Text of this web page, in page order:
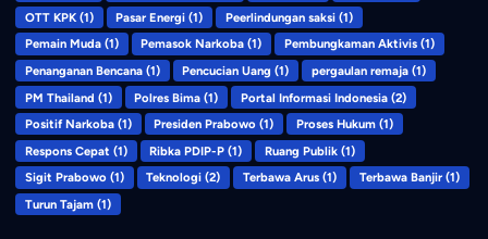
OTT KPK(1) Pasar Energi (1) Peerlindungan saksi (1)
Pemain Muda(1) Pemasok Narkoba (1) Pembungkaman Aktivis (1)
Penanganan Bencana(1) Pencucian Uang (1) pergaulan remaja (1)
PM Thailand (1) Polres Bima (1) Portal Informasi Indonesia (2)
Positif Narkoba(1) Presiden Prabowo (1) Proses Hukum (1)
Respons Cepat (1) Ribka PDIP-P (1) Ruang Publik (1)
Sigit Prabowo(1) Teknologi (2) Terbawa Arus (1) Terbawa Banjir (1)
Turun Tajam(1)